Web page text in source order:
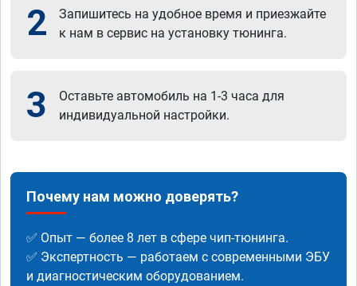
2
Запишитесь на удобное время и приезжайте
к нам в сервис на установку тюнинга.
3
Оставьте автомобиль на 1-3 часа для
индивидуальной настройки.
Почему нам можно доверять?
✅ Опыт — более 8 лет в сфере чип-тюнинга.
✅ Экспертность — работаем с современными ЭБУ
и диагностическим оборудованием.